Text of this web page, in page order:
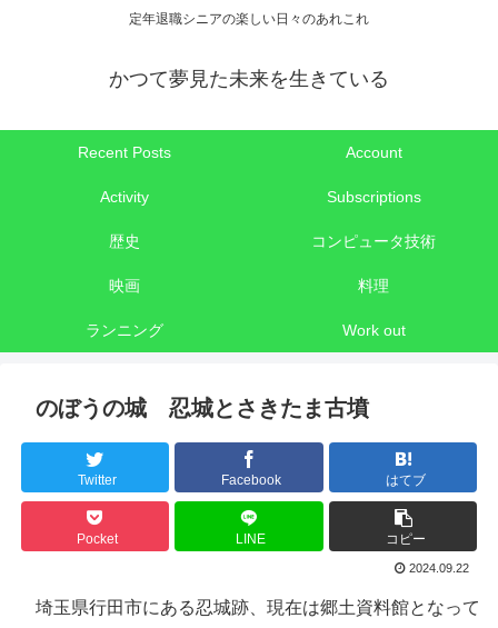
定年退職シニアの楽しい日々のあれこれ
かつて夢見た未来を生きている
Recent Posts Account
Activity Subscriptions
歴史 コンピュータ技術
映画 料理
ランニング Work out
のぼうの城 忍城とさきたま古墳
Twitter Facebook はてブ
Pocket LINE コピー
2024.09.22
埼玉県行田市にある忍城跡、現在は郷土資料館となって